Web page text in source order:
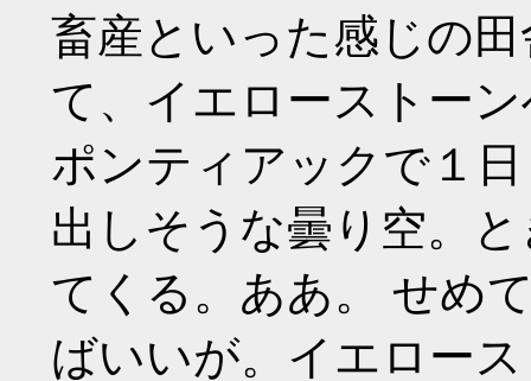
畜産といった感じの
て、イエローストー
ポンティアックで１
出しそうな曇り空。
てくる。ああ。 せめ
ばいいが。イエロー